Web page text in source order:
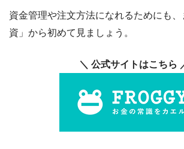
資金管理や注文方法になれるためにも
資」から初めて見ましょう。
＼ 公式サイトはこちら